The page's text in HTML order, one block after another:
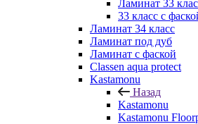
Ламинат 33
33 класс с
Ламинат 34 класс
Ламинат под дуб
Ламинат с фаской
Classen aqua protect
Kastamonu
Назад
Kastamonu
Kastamonu